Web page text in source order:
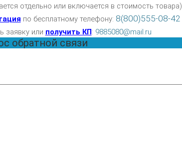
отдельно или включается в стоимость товара)
по бесплатному телефону: 8(800)555-08-42
заявку или получить КП: 9885080@mail.ru
обратной связи